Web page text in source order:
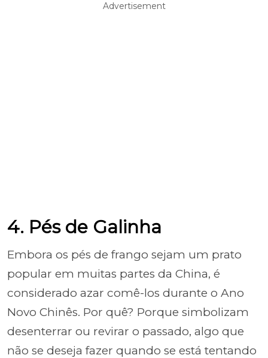
Advertisement
4. Pés de Galinha
Embora os pés de frango sejam um prato
popular em muitas partes da China, é
considerado azar comê-los durante o Ano
Novo Chinês. Por quê? Porque simbolizam
desenterrar ou revirar o passado, algo que
não se deseja fazer quando se está tentando